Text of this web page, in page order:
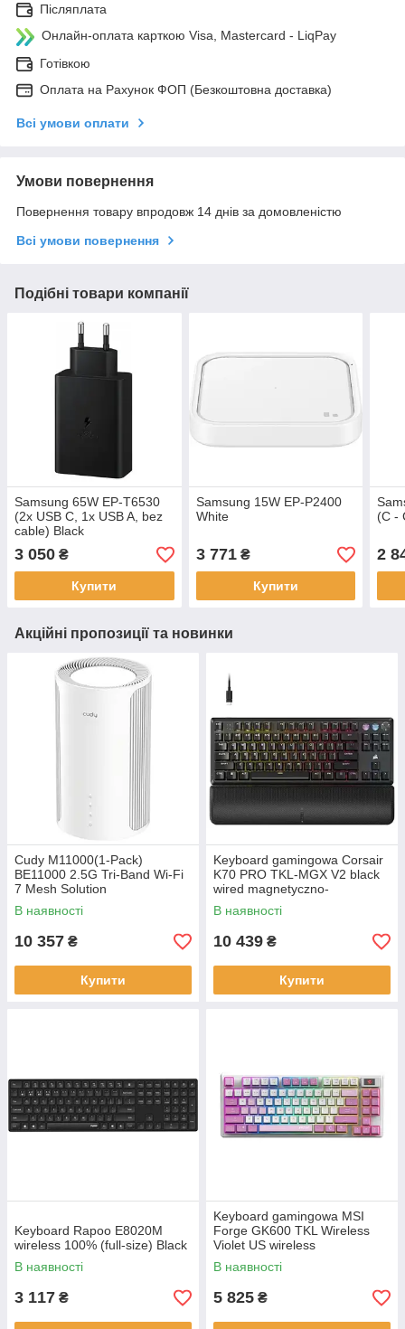
Післяплата
Онлайн-оплата карткою Visa, Mastercard - LiqPay
Готівкою
Оплата на Рахунок ФОП (Безкоштовна доставка)
Всі умови оплати
Умови повернення
Повернення товару впродовж 14 днів за домовленістю
Всі умови повернення
Подібні товари компанії
Samsung 65W EP-T6530
(2x USB C, 1x USB A, bez
cable) Black
3 050 ₴
Купити
Samsung 15W EP-P2400
White
3 771₴
Купити
(C -
2
Акційні пропозиції та новинки
Cudy M11000(1-Pack)
BE11000 2.5G Tri-Band Wi-Fi
7 Mesh Solution
В наявності
10 357 ₴
Купити
Keyboard gamingowa Corsair
K70 PRO TKL-MGX V2 black
wired magnetyczno-
mechaniczna backlitetlana
Black
В наявності
10 439 ₴
Купити
Keyboard Rapoo E8020M
wireless 100% (full-size) Black
В наявності
3 117 ₴
Keyboard gamingowa MSI
Forge GK600 TKL Wireless
Violet US wireless
mechaniczna backlitetlana
white and pink
В наявності
5 825 ₴